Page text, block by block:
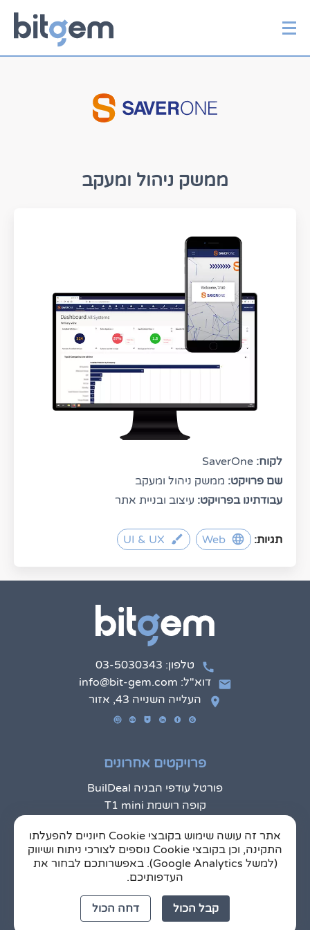
אתר זה עושה שימוש בקובצי Cookie חיוניים להפעלתו
התקינה, וכן בקובצי Cookie נוספים לצורכי ניתוח ושיווק
(למשל Google Analytics). באפשרותכם לבחור את
העדפותיכם.
קבל הכול דחה הכול
ממשק ניהול ומעקב
לקוח: SaverOne
שם פרויקט: ממשק ניהול ומעקב
עבודתינו בפרויקט: עיצוב ובניית אתר
תגיות:
טלפון: 03-5030343
דוא"ל: info@bit-gem.com
העלייה השנייה 43, אזור
פרויקטים אחרונים
פורטל עודפי הבניה BuilDeal
קופה רושמת T1 mini
L8k.tv – מערכת שילוט דיגיטלי חכם עם ניהול מרחוק ואינטראקציה מתקדמת
מעטפת ושירותים משלימים לניהול מחסן חכם - WMS
Mobileye - אפליקצית מתקינים
כתבות חדשות